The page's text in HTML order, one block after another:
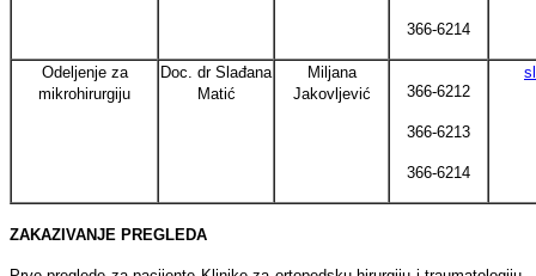
366-6214
Odeljenje za
mikrohirurgiju
Doc. dr Slađana
Matić
Miljana
Jakovljević
366-6212
366-6213
366-6214
ZAKAZIVANJE PREGLEDA